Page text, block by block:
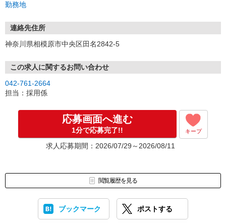
勤務地
連絡先住所
神奈川県相模原市中央区田名2842-5
この求人に関するお問い合わせ
042-761-2664
担当：採用係
応募画面へ進む
1分で応募完了!! キープ
求人応募期間：2026/07/29～2026/08/11
閲覧履歴を見る
ブックマーク ポストする